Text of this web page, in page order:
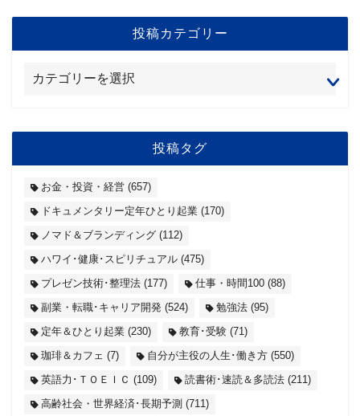
投稿カテゴリー
投稿タグ
お金・投資・経営 (657)
ドキュメンタリー定年ひとり起業 (170)
ノマド＆ブランディング (112)
ハワイ･健康･スピリチュアル (475)
プレゼン技術･整理法 (177) 仕事・時間100 (88)
副業・転職･キャリア開発 (524) 勉強法 (95)
定年＆ひとり起業 (230) 教育･受験 (71)
珈琲＆カフェ (7) 自分が主役の人生･働き方 (550)
英語力･ＴＯＥＩＣ (109) 読書術･速読＆多読法 (211)
高齢社会・世界経済･長期予測 (711)